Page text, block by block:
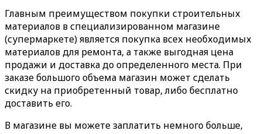
Главным преимуществом покупки строительных
материалов в специализированном магазине
(супермаркете) является покупка всех необходимых
материалов для ремонта, а также выгодная цена
продажи и доставка до определенного места. При
заказе большого объема магазин может сделать
скидку на приобретенный товар, либо бесплатно
доставить его.
В магазине вы можете заплатить немного больше,